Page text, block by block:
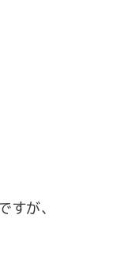
が、